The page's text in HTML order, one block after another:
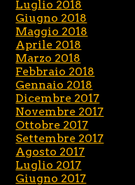
Luglio 2018
Giugno 2018
Maggio 2018
Aprile 2018
Marzo 2018
Febbraio 2018
Gennaio 2018
Dicembre 2017
Novembre 2017
Ottobre 2017
Settembre 2017
Agosto 2017
Luglio 2017
Giugno 2017